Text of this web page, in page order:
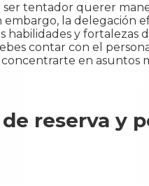
tentador querer
la delegación
habilidades y fortalezas
contar con el
en asuntos
reserva y